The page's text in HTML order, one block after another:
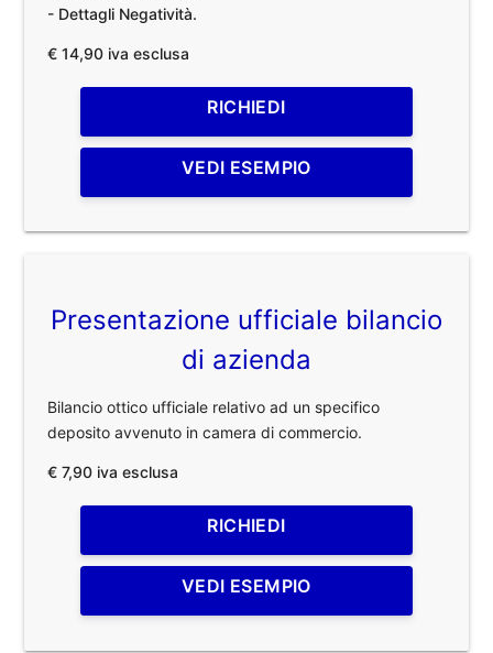
- Dettagli Negatività.
€ 14,90 iva esclusa
RICHIEDI
VEDI ESEMPIO
Presentazione ufficiale bilancio
di azienda
Bilancio ottico ufficiale relativo ad un specifico
deposito avvenuto in camera di commercio.
€ 7,90 iva esclusa
RICHIEDI
VEDI ESEMPIO